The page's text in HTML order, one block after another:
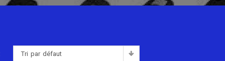
Tri par défaut